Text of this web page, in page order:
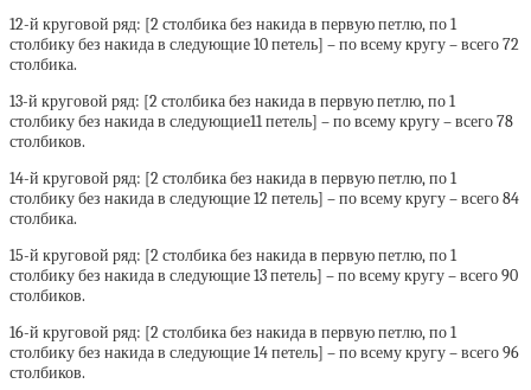
12-й круговой ряд: [2 столбика без накида в первую петлю, по 1
столбику без накида в следующие 10 петель] – по всему кругу – всего 72
столбика.
13-й круговой ряд: [2 столбика без накида в первую петлю, по 1
столбику без накида в следующие11 петель] – по всему кругу – всего 78
столбиков.
14-й круговой ряд: [2 столбика без накида в первую петлю, по 1
столбику без накида в следующие 12 петель] – по всему кругу – всего 84
столбика.
15-й круговой ряд: [2 столбика без накида в первую петлю, по 1
столбику без накида в следующие 13 петель] – по всему кругу – всего 90
столбиков.
16-й круговой ряд: [2 столбика без накида в первую петлю, по 1
столбику без накида в следующие 14 петель] – по всему кругу – всего 96
столбиков.